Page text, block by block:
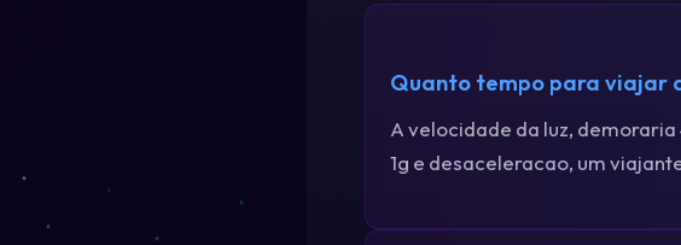
Quanto tempo para viajar
A velocidade da luz,
1g e desaceleracao, um